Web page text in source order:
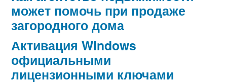
может помочь при продаже
загородного дома
Активация Windows
официальными
лицензионными ключами